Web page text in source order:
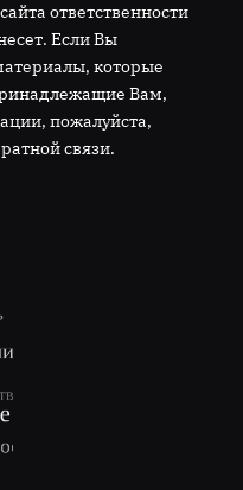
ответственности
Если Вы
которые
Вам,
пожалуйста,
связи.